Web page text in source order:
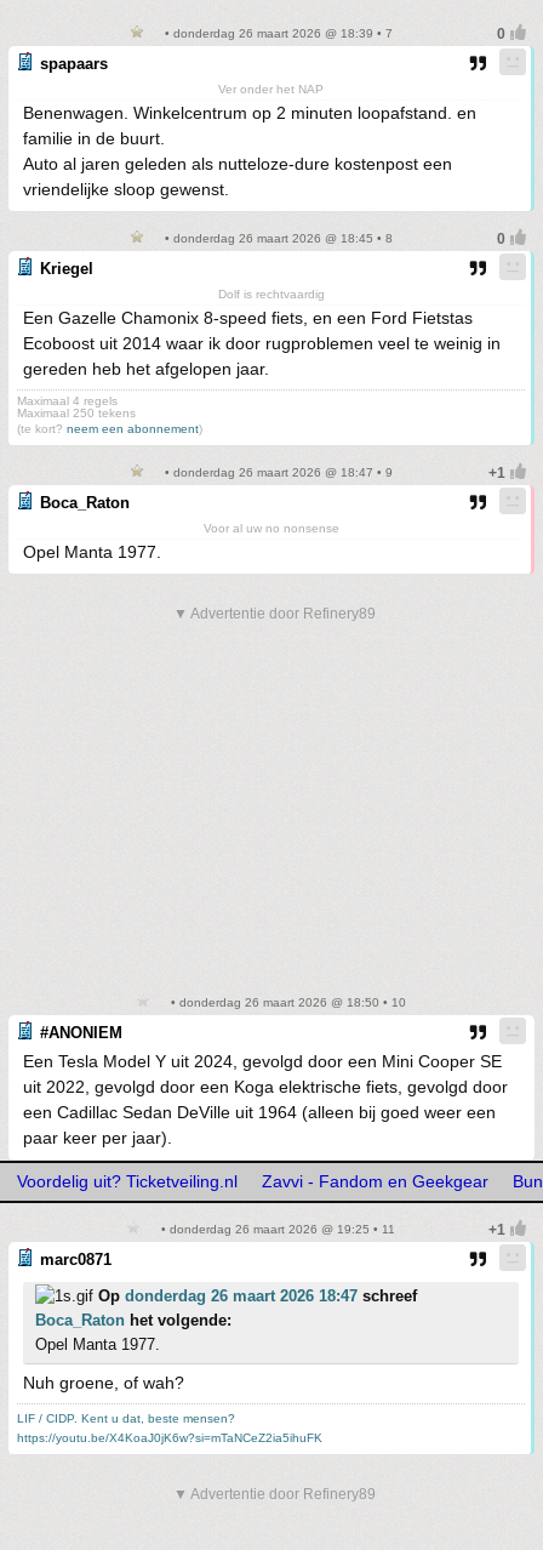
• donderdag 26 maart 2026 @ 18:39 • 7
spapaars
Ver onder het NAP
Benenwagen. Winkelcentrum op 2 minuten loopafstand. en
familie in de buurt.
Auto al jaren geleden als nutteloze-dure kostenpost een
vriendelijke sloop gewenst.
• donderdag 26 maart 2026 @ 18:45 • 8
Kriegel
Dolf is rechtvaardig
Een Gazelle Chamonix 8-speed fiets, en een Ford Fietstas
Ecoboost uit 2014 waar ik door rugproblemen veel te weinig in
gereden heb het afgelopen jaar.
Maximaal 4 regels
Maximaal 250 tekens
(te kort? neem een abonnement)
• donderdag 26 maart 2026 @ 18:47 • 9
Boca_Raton
Voor al uw no nonsense
Opel Manta 1977.
▼ Advertentie door Refinery89
• donderdag 26 maart 2026 @ 18:50 • 10
#ANONIEM
Een Tesla Model Y uit 2024, gevolgd door een Mini Cooper SE
uit 2022, gevolgd door een Koga elektrische fiets, gevolgd door
een Cadillac Sedan DeVille uit 1964 (alleen bij goed weer een
paar keer per jaar).
Voordelig uit? Ticketveiling.nl Zavvi - Fandom en Geekgear
• donderdag 26 maart 2026 @ 19:25 • 11
marc0871
Op donderdag 26 maart 2026 18:47 schreef
Boca_Raton het volgende:
Opel Manta 1977.
Nuh groene, of wah?
LIF / CIDP. Kent u dat, beste mensen?
https://youtu.be/X4KoaJ0jK6w?si=mTaNCeZ2ia5ihuFK
▼ Advertentie door Refinery89